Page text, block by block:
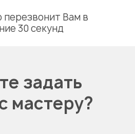
Вам в
30 секунд
задать
мастеру?